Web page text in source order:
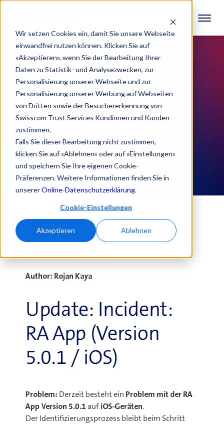
Wir setzen Cookies ein, damit Sie unsere Webseite
einwandfrei nutzen können. Klicken Sie auf
«Akzeptieren», wenn Sie der Bearbeitung Ihrer
Daten zu Statistik- und Analysezwecken, zur
Personalisierung unserer Webseite und zur
Personalisierung unserer Werbung auf Webseiten
von Dritten sowie der Besuchererkennung von
Swisscom Trust Services Kundinnen und Kunden
zustimmen.
Falls Sie dieser Bearbeitung nicht zustimmen,
klicken Sie auf «Ablehnen» oder auf «Einstellungen»
und speichern Sie Ihre eigenen Cookie-
Präferenzen. Weitere Informationen finden Sie in
unsererOnline-Datenschutzerklärung.
Cookie-Einstellungen
Akzeptieren Ablehnen
14.10.2025
Author: Rojan Kaya
Update: Incident:
RA App (Version
5.0.1 / iOS)
Problem: Derzeit besteht ein Problem mit der RA
App Version 5.0.1 aufiOS-Geräten.
Der Identifizierungsprozess bleibt beim Schritt